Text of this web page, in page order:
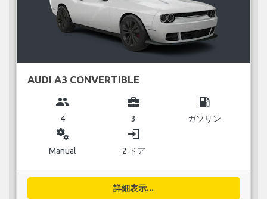
AUDI A3 CONVERTIBLE
group
4
business_center
3
local_gas_station
ガソリン
miscellaneous_services
Manual
login
2 ドア
詳細表示...